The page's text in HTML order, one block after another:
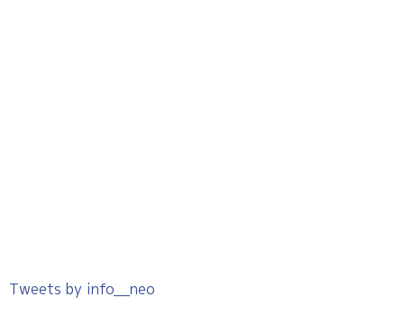
Tweets by info__neo